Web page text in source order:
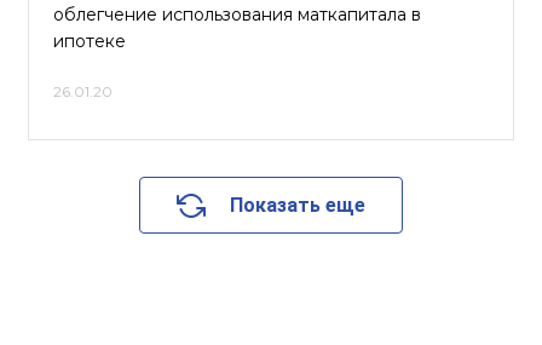
облегчение использования маткапитала в
ипотеке
26.01.20
Показать еще